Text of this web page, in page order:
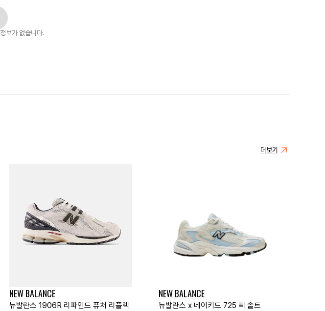
정보가 없습니다.
더보기
NEW BALANCE
뉴발란스 1906R 리파인드 퓨처 리플렉
NEW BALANCE
뉴발란스 x 네이키드 725 씨 솔트